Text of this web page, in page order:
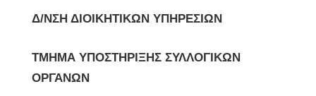
Δ/ΝΣΗ ΔΙΟΙΚΗΤΙΚΩΝ ΥΠΗΡΕΣΙΩΝ
ΤΜΗΜΑ ΥΠΟΣΤΗΡΙΞΗΣ ΣΥΛΛΟΓΙΚΩΝ
ΟΡΓΑΝΩΝ